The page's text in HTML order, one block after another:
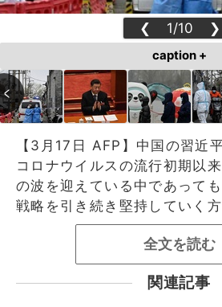
❮ 1/10 ❯
caption +
【3月17日 AFP】中国の習近
コロナウイルスの流行初期以
の波を迎えている中であって
戦略を引き続き堅持していく方
全文を読む
関連記事